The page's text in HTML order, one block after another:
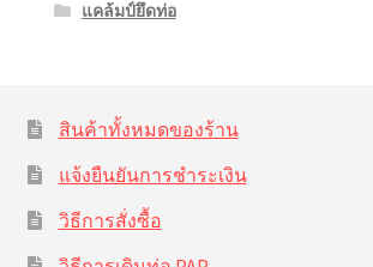
แคล้มป์ยึดท่อ
สินค้าทั้งหมดของร้าน
แจ้งยืนยันการชำระเงิน
วิธีการสั่งซื้อ